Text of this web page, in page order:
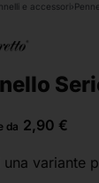
e accessori ›
da 2,90 €
una variante